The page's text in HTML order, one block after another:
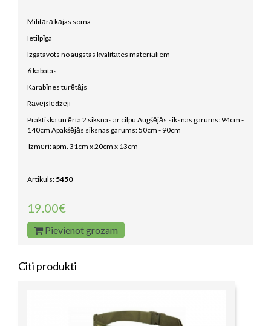
Militārā kājas soma
Ietilpīga
Izgatavots no augstas kvalitātes materiāliem
6 kabatas
Karabīnes turētājs
Rāvējslēdzēji
Praktiska un ērta 2 siksnas ar cilpu Augšējās siksnas garums: 94cm -
140cm Apakšējās siksnas garums: 50cm - 90cm
Izmēri: apm. 31cm x 20cm x 13cm
Artikuls: 5450
19.00€
Pievienot grozam
Citi produkti